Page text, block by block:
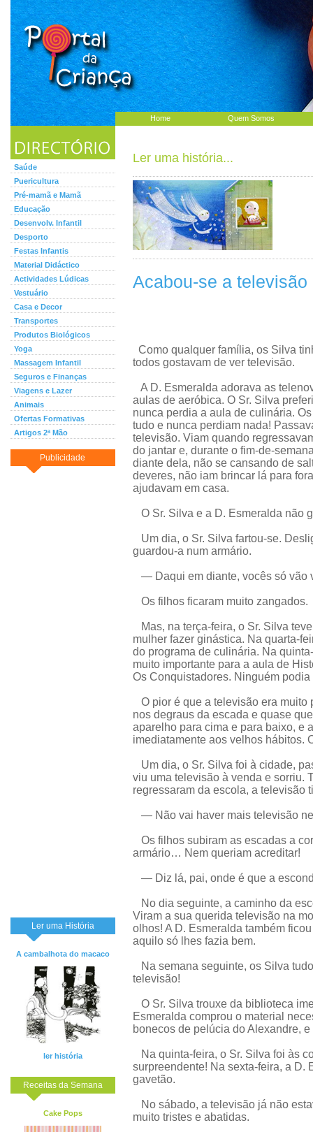
Home Quem Somos
Saúde
Puericultura
Pré-mamã e Mamã
Educação
Desenvolv. Infantil
Desporto
Festas Infantis
Material Didáctico
Actividades Lúdicas
Vestuário
Casa e Decor
Transportes
Produtos Biológicos
Yoga
Massagem Infantil
Seguros e Finanças
Viagens e Lazer
Animais
Ofertas Formativas
Artigos 2ª Mão
Publicidade
Ler uma História
A cambalhota do macaco
ler história
Receitas da Semana
Cake Pops
Ler uma história...
Acabou-se a televisão
Como qualquer família, os Silva
todos gostavam de ver televisão.
A D. Esmeralda adorava as
aulas de aeróbica. O Sr. Silva
nunca perdia a aula de culinária.
tudo e nunca perdiam nada!
televisão. Viam quando
do jantar e, durante o fim-de-
diante dela, não se cansando de
deveres, não iam brincar lá para
ajudavam em casa.
O Sr. Silva e a D. Esmeralda não
Um dia, o Sr. Silva fartou-se.
guardou-a num armário.
— Daqui em diante, vocês só vão
Os filhos ficaram muito zangados.
Mas, na terça-feira, o Sr. Silva
mulher fazer ginástica. Na quarta-
do programa de culinária. Na
muito importante para a aula de
Os Conquistadores. Ninguém
O pior é que a televisão era muito
nos degraus da escada e quase
aparelho para cima e para baixo, e
imediatamente aos velhos hábitos.
Um dia, o Sr. Silva foi à cidade,
viu uma televisão à venda e sorriu.
regressaram da escola, a televisão
— Não vai haver mais televisão
Os filhos subiram as escadas a
armário… Nem queriam acreditar!
— Diz lá, pai, onde é que a
No dia seguinte, a caminho da
Viram a sua querida televisão na
olhos! A D. Esmeralda também
aquilo só lhes fazia bem.
Na semana seguinte, os Silva
televisão!
O Sr. Silva trouxe da biblioteca
Esmeralda comprou o material
bonecos de pelúcia do Alexandre,
Na quinta-feira, o Sr. Silva foi às
surpreendente! Na sexta-feira, a D.
gavetão.
No sábado, a televisão já não
muito tristes e abatidas.